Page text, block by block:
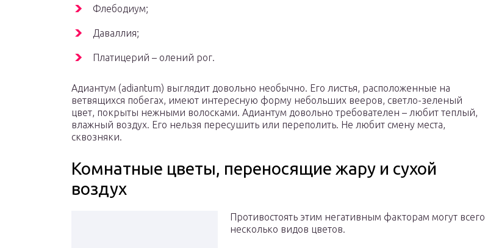
Флебодиум;
Даваллия;
Платицерий – олений рог.
Адиантум (adiantum) выглядит довольно необычно. Его листья, расположенные на
ветвящихся побегах, имеют интересную форму небольших вееров, светло-зеленый
цвет, покрыты нежными волосками. Адиантум довольно требователен – любит теплый,
влажный воздух. Его нельзя пересушить или переполить. Не любит смену места,
сквозняки.
Комнатные цветы, переносящие жару и сухой
воздух
Противостоять этим негативным факторам могут всего
несколько видов цветов.